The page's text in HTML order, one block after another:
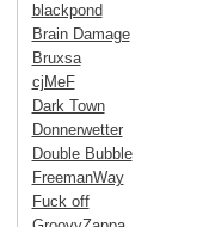
blackpond
Brain Damage
Bruxsa
cjMeF
Dark Town
Donnerwetter
Double Bubble
FreemanWay
Fuck off